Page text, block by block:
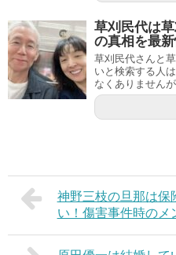
草刈民代は
の真相を最
草刈民代さんと
いと検索する人
なくありません
神野三枝の旦那は保
い！傷害事件時のメ